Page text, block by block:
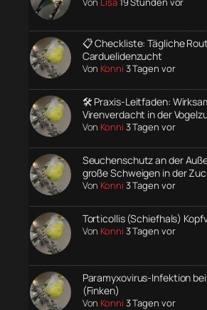
📋 Checkliste: Tägliche
Carduelidenzucht
Von Konni 3 Tagen vor
🛠️ Praxis-Leitfaden:
Virenverdacht in der
Von Konni 3 Tagen vor
Seuchenschutz an der
große Schweigen in der
Von Konni 3 Tagen vor
Torticollis (Schiefhals)
Von Konni 3 Tagen vor
Paramyxovirus-Infektion
(Finken)
Von Konni 3 Tagen vor